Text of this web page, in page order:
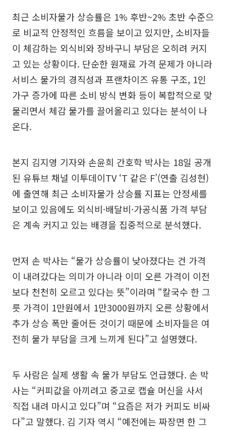
최근 소비자물가 상승률은 1% 후반~2% 초반 수준으
로 비교적 안정적인 흐름을 보이고 있지만, 소비자들
이 체감하는 외식비와 장바구니 부담은 오히려 커지
고 있는 상황이다. 단순한 원재료 가격 문제가 아니라
서비스 물가의 경직성과 프랜차이즈 유통 구조, 1인
가구 증가에 따른 소비 방식 변화 등이 복합적으로 맞
물리면서 체감 물가를 끌어올리고 있다는 분석이 나
온다.
본지 김지영 기자와 손윤희 간호학 박사는 18일 공개
된 유튜브 채널 이투데이TV ‘T 같은 F’(연출 김성현)
에 출연해 최근 소비자물가 상승률 지표는 안정세를
보이고 있음에도 외식비·배달비·가공식품 가격 부담
은 계속 커지고 있는 배경을 집중적으로 분석했다.
먼저 손 박사는 “물가 상승률이 낮아졌다는 건 가격
이 내려갔다는 의미가 아니라 이미 오른 가격이 이전
보다 천천히 오르고 있다는 뜻”이라며 “칼국수 한 그
릇 가격이 1만원에서 1만3000원까지 오른 상황에서
추가 상승 폭만 줄어든 것이기 때문에 소비자들은 여
전히 물가 부담을 크게 느끼게 된다”고 설명했다.
두 사람은 실제 생활 속 물가 부담도 언급했다. 손 박
사는 “커피값을 아끼려고 중고로 캡슐 머신을 사서
직접 내려 마시고 있다”며 “요즘은 저가 커피도 비싸
다”고 말했다. 김 기자 역시 “예전에는 짜장면 한 그